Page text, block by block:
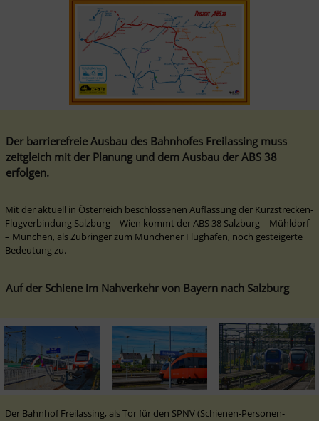
Der barrierefreie Ausbau des Bahnhofes Freilassing muss
zeitgleich mit der Planung und dem Ausbau der ABS 38
erfolgen.
Mit der aktuell in Österreich beschlossenen Auflassung der Kurzstrecken-
Flugverbindung Salzburg – Wien kommt der ABS 38 Salzburg – Mühldorf
– München, als Zubringer zum Münchener Flughafen, noch gesteigerte
Bedeutung zu.
Auf der Schiene im Nahverkehr von Bayern nach Salzburg
Der Bahnhof Freilassing, als Tor für den SPNV (Schienen-Personen-